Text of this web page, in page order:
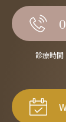
診療時間